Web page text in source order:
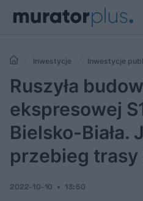
Inwestycje Inwestycje
ekspresowej S1 Oświęcim - Bielsko-
Ruszyła
ekspresowej
Bielsko-Biała.
przebieg trasy
2022-10-10 13:50